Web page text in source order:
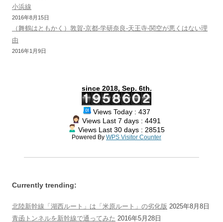
小浜線
2016年8月15日
（舞鶴はともかく）敦賀-京都-学研奈良-天王寺-関空が悪くはない理
由
2016年1月9日
since 2018, Sep. 6th.
Views Today : 437
Views Last 7 days : 4491
Views Last 30 days : 28515
Powered By WPS Visitor Counter
Currently trending:
北陸新幹線「湖西ルート」は「米原ルート」の劣化版 2025年8月8日
青函トンネルを新幹線で通ってみた 2016年5月28日